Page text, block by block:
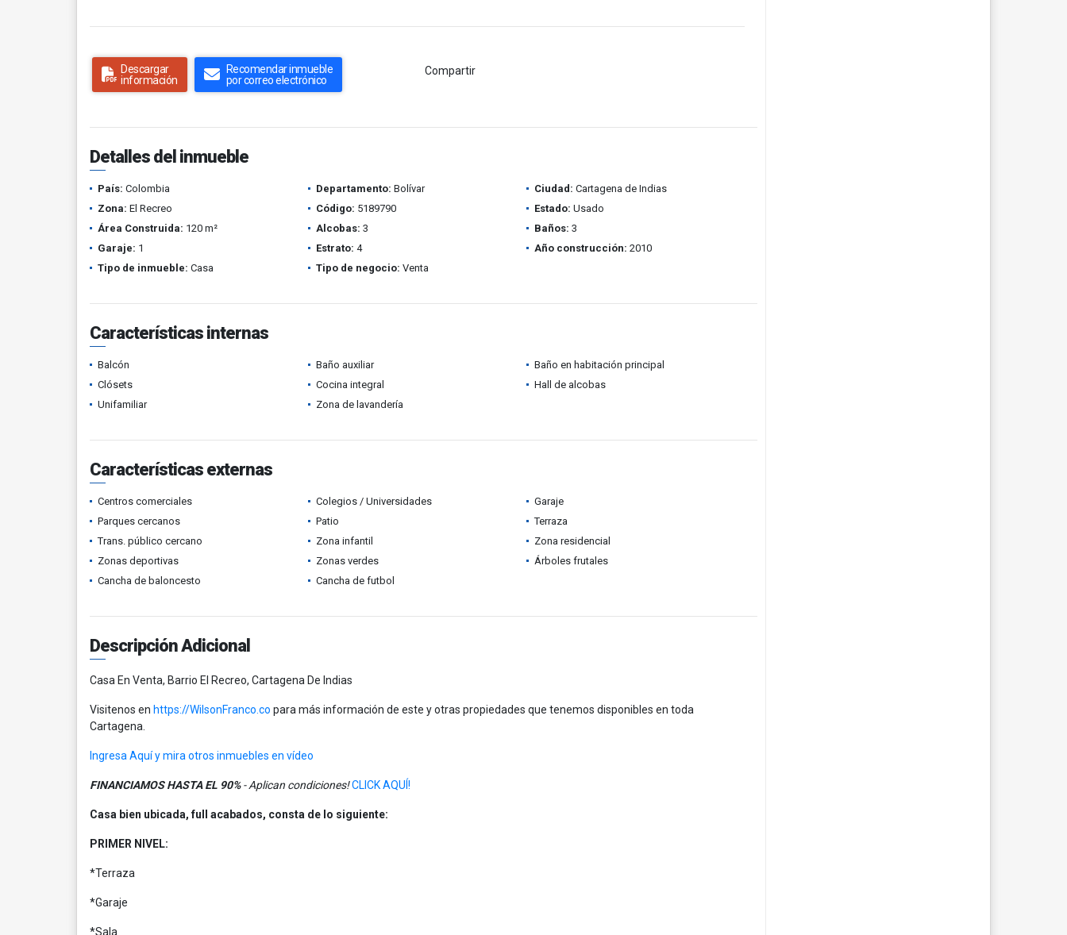
Descargar
información
Recomendar inmueble
por correo electrónico
Compartir
Detalles del inmueble
País: Colombia Departamento: Bolívar Ciudad: Cartagena de Indias
Zona: El Recreo Código: 5189790 Estado: Usado
Área Construida: 120 m² Alcobas: 3 Baños: 3
Garaje: 1 Estrato: 4 Año construcción: 2010
Tipo de inmueble: Casa Tipo de negocio: Venta
Características internas
Balcón Baño auxiliar
Baño en habitación principal
Clósets
Cocina integral
Hall de alcobas
Unifamiliar
Zona de lavandería
Características externas
Centros comerciales Colegios / Universidades
Garaje
Parques cercanos
Patio
Terraza
Trans. público cercano
Zona infantil
Zona residencial
Zonas deportivas
Zonas verdes
Árboles frutales
Cancha de baloncesto
Cancha de futbol
Descripción Adicional
Casa En Venta, Barrio El Recreo, Cartagena De Indias
Visitenos en https://WilsonFranco.co para más información de este y otras propiedades que tenemos disponibles en toda
Cartagena.
Ingresa Aquí y mira otros inmuebles en vídeo
FINANCIAMOS HASTA EL 90%- Aplican condiciones!CLICK AQUÍ!
Casa bien ubicada, full acabados, consta de lo siguiente:
PRIMER NIVEL:
*Terraza
*Garaje
*Sala